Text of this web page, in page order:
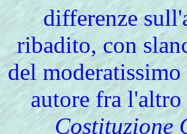
differenze
ribadito, con
del
autore fra l'altro
Costituzione